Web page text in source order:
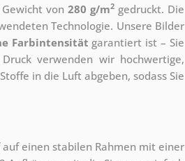
von 280 g/m2 gedruckt. Die
Technologie. Unsere Bilder
Farbintensität garantiert ist – Sie
verwenden wir hochwertige,
in die Luft abgeben, sodass Sie
einen stabilen Rahmen mit einer